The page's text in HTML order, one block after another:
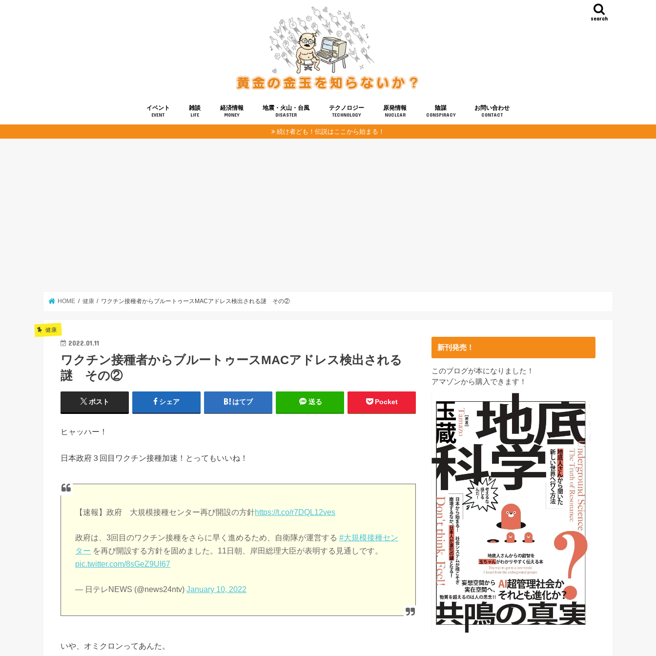
search
イベント
EVENT
雑談
LIFE
経済情報
MONEY
地震・火山・台風
DISASTER
テクノロジー
TECHNOLOGY
健康
宇宙
原発情報
NUCLEAR
陰謀
CONSPIRACY
お問い合わせ
CONTACT
続け者ども！伝説はここから始まる！
HOME 健康 ワクチン接種者からブルートゥースMACアドレス検出される謎 その②
健康
2022.01.11
ワクチン接種者からブルートゥースMACアドレス検出される
謎 その②
ポスト シェア はてブ 送る Pocket
ヒャッハー！
日本政府３回目ワクチン接種加速！とってもいいね！
【速報】政府 大規模接種センター再び開設の方針https://t.co/r7DQL12ves
政府は、3回目のワクチン接種をさらに早く進めるため、自衛隊が運営する#大規模接種セン
ター を再び開設する方針を固めました。11日朝、岸田総理大臣が表明する見通しです。
pic.twitter.com/8sGeZ9UI67
— 日テレNEWS (@news24ntv)January 10, 2022
いや、オミクロンってあんた。
新刊発売！
このブログが本になりました！
アマゾンから購入できます！